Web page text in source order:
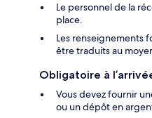
Le personnel de la
place.
Les renseignements
être traduits au
Obligatoire à
Vous devez fournir
ou un dépôt en